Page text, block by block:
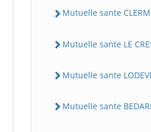
Mutuelle sante
Mutuelle sante LE
Mutuelle sante
Mutuelle sante